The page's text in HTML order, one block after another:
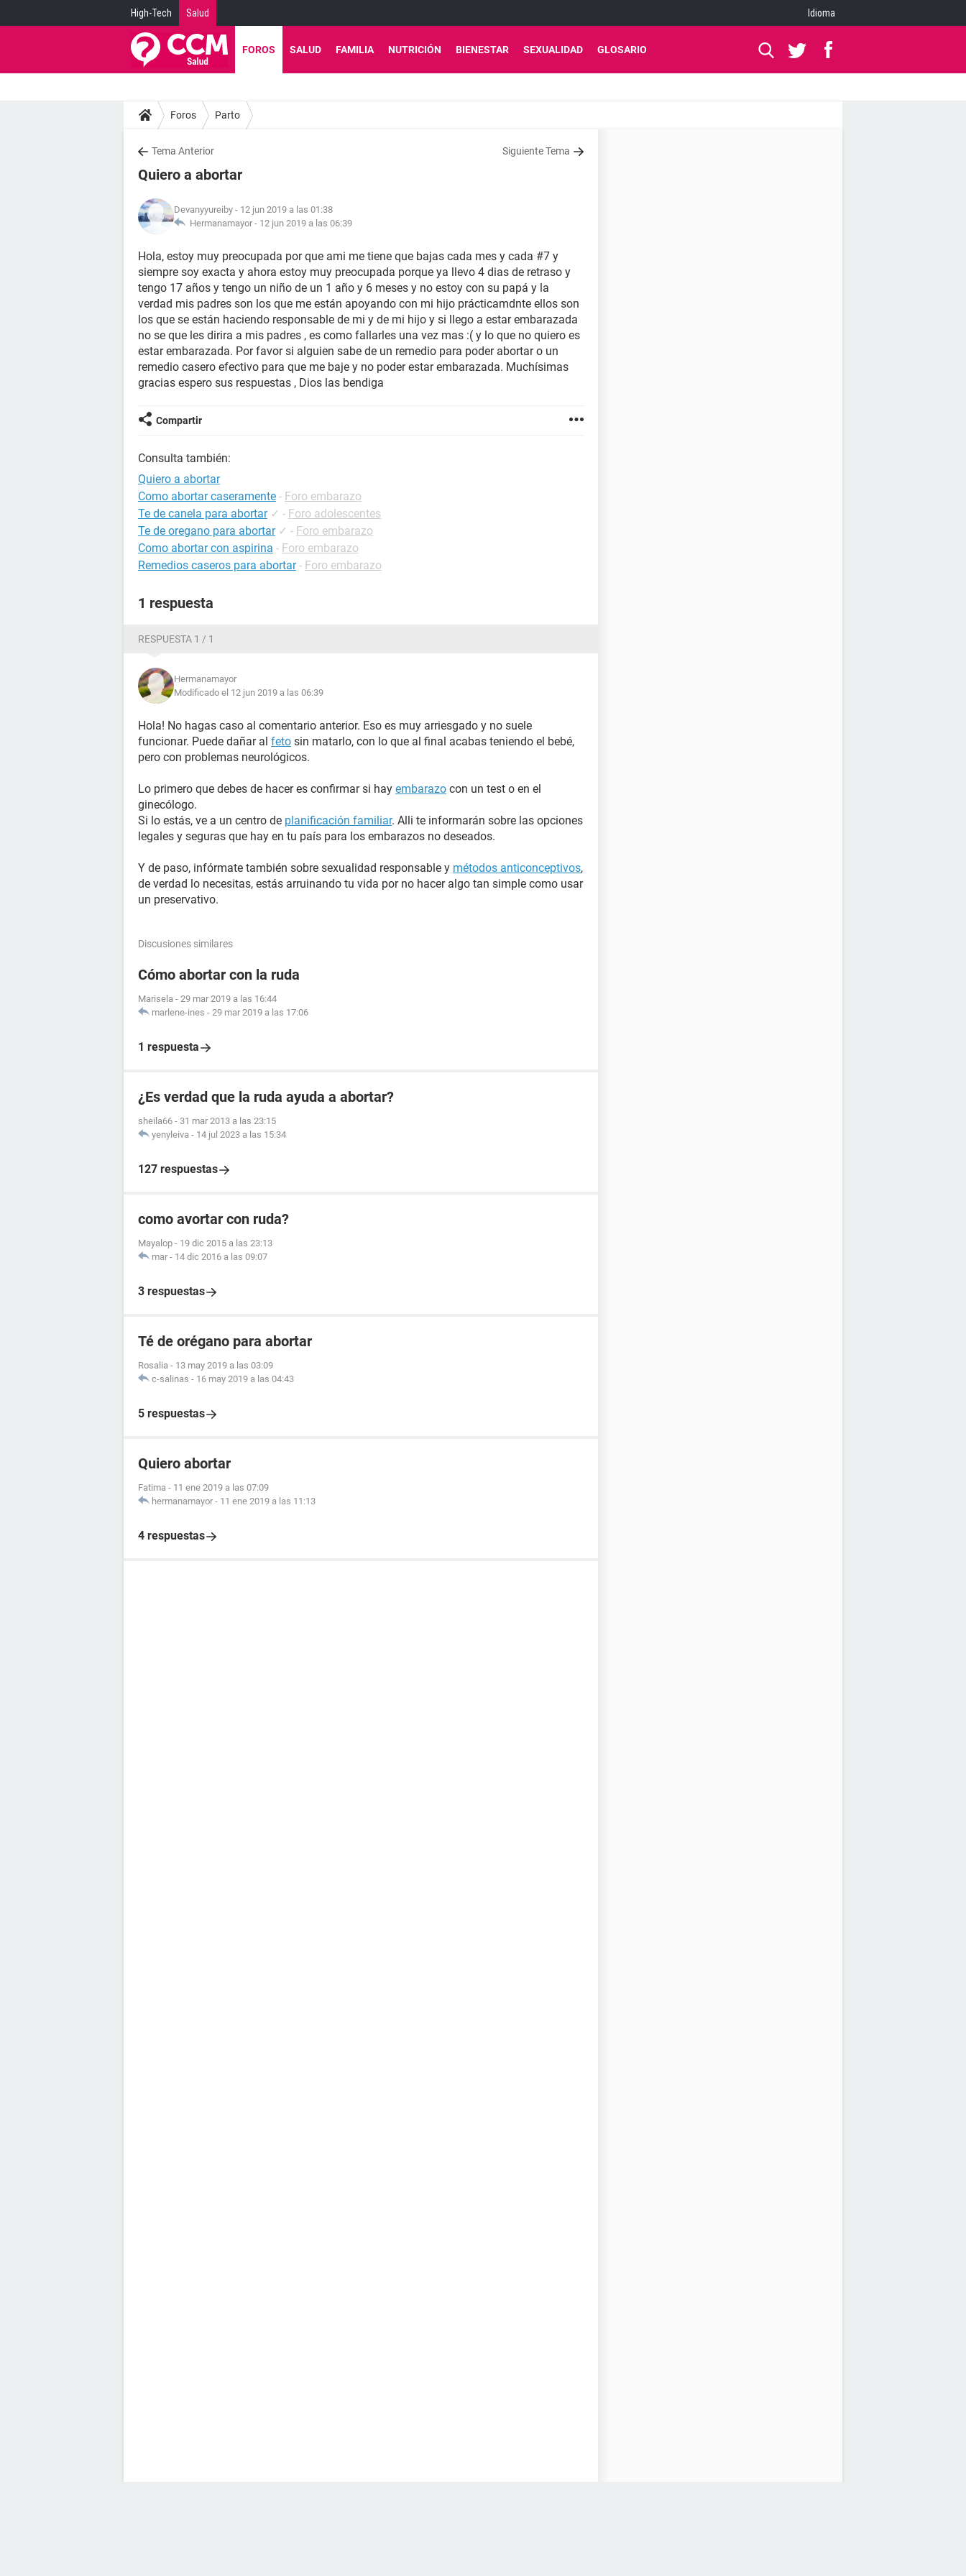
High-Tech Salud Idioma
FOROS SALUD FAMILIA NUTRICIÓN BIENESTAR SEXUALIDAD GLOSARIO
Foros Parto
Tema Anterior Siguiente Tema
Quiero a abortar
Devanyyureiby - 12 jun 2019 a las 01:38
Hermanamayor - 12 jun 2019 a las 06:39
Hola, estoy muy preocupada por que ami me tiene que bajas cada mes y cada #7 y
siempre soy exacta y ahora estoy muy preocupada porque ya llevo 4 dias de retraso y
tengo 17 años y tengo un niño de un 1 año y 6 meses y no estoy con su papá y la
verdad mis padres son los que me están apoyando con mi hijo prácticamdnte ellos son
los que se están haciendo responsable de mi y de mi hijo y si llego a estar embarazada
no se que les dirira a mis padres , es como fallarles una vez mas :( y lo que no quiero es
estar embarazada. Por favor si alguien sabe de un remedio para poder abortar o un
remedio casero efectivo para que me baje y no poder estar embarazada. Muchísimas
gracias espero sus respuestas , Dios las bendiga
Compartir
Consulta también:
Quiero a abortar
Como abortar caseramente - Foro embarazo
Te de canela para abortar ✓ - Foro adolescentes
Te de oregano para abortar ✓ - Foro embarazo
Como abortar con aspirina - Foro embarazo
Remedios caseros para abortar - Foro embarazo
1 respuesta
RESPUESTA 1 / 1
Hermanamayor
Modificado el 12 jun 2019 a las 06:39
Hola! No hagas caso al comentario anterior. Eso es muy arriesgado y no suele
funcionar. Puede dañar al feto sin matarlo, con lo que al final acabas teniendo el bebé,
pero con problemas neurológicos.
Lo primero que debes de hacer es confirmar si hay embarazo con un test o en el
ginecólogo.
Si lo estás, ve a un centro de planificación familiar. Alli te informarán sobre las opciones
legales y seguras que hay en tu país para los embarazos no deseados.
Y de paso, infórmate también sobre sexualidad responsable y métodos anticonceptivos,
de verdad lo necesitas, estás arruinando tu vida por no hacer algo tan simple como usar
un preservativo.
Discusiones similares
Cómo abortar con la ruda
Marisela - 29 mar 2019 a las 16:44
marlene-ines - 29 mar 2019 a las 17:06
1 respuesta
¿Es verdad que la ruda ayuda a abortar?
sheila66 - 31 mar 2013 a las 23:15
yenyleiva - 14 jul 2023 a las 15:34
127 respuestas
como avortar con ruda?
Mayalop - 19 dic 2015 a las 23:13
mar - 14 dic 2016 a las 09:07
3 respuestas
Té de orégano para abortar
Rosalia - 13 may 2019 a las 03:09
c-salinas - 16 may 2019 a las 04:43
5 respuestas
Quiero abortar
Fatima - 11 ene 2019 a las 07:09
hermanamayor - 11 ene 2019 a las 11:13
4 respuestas